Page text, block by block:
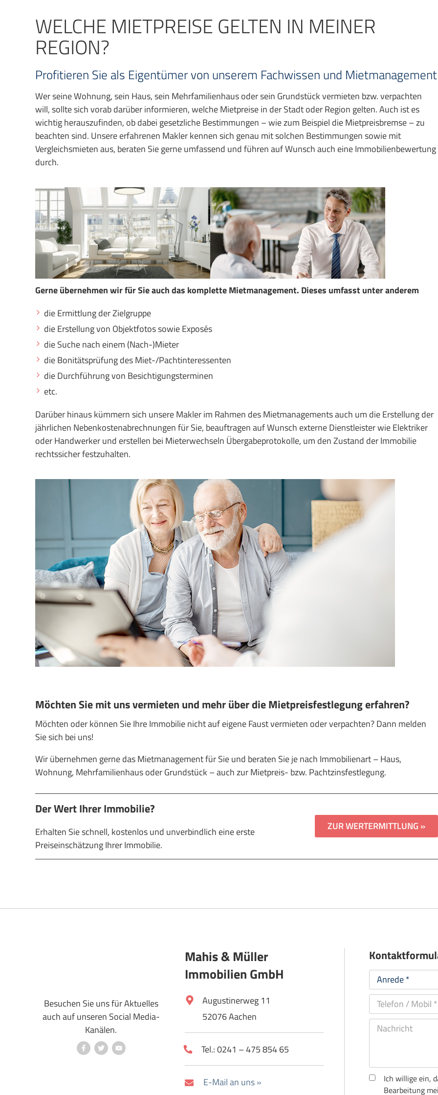
WELCHE MIETPREISE GELTEN IN MEINER
REGION?
Profitieren Sie als Eigentümer von unserem Fachwissen und Mietmanagement
Wer seine Wohnung, sein Haus, sein Mehrfamilienhaus oder sein Grundstück vermieten bzw. verpachten
will, sollte sich vorab darüber informieren, welche Mietpreise in der Stadt oder Region gelten. Auch ist es
wichtig herauszufinden, ob dabei gesetzliche Bestimmungen – wie zum Beispiel die Mietpreisbremse – zu
beachten sind. Unsere erfahrenen Makler kennen sich genau mit solchen Bestimmungen sowie mit
Vergleichsmieten aus, beraten Sie gerne umfassend und führen auf Wunsch auch eine Immobilienbewertung
durch.
Gerne übernehmen wir für Sie auch das komplette Mietmanagement. Dieses umfasst unter anderem
die Ermittlung der Zielgruppe
die Erstellung von Objektfotos sowie Exposés
die Suche nach einem (Nach-)Mieter
die Bonitätsprüfung des Miet-/Pachtinteressenten
die Durchführung von Besichtigungsterminen
etc.
Darüber hinaus kümmern sich unsere Makler im Rahmen des Mietmanagements auch um die Erstellung der
jährlichen Nebenkostenabrechnungen für Sie, beauftragen auf Wunsch externe Dienstleister wie Elektriker
oder Handwerker und erstellen bei Mieterwechseln Übergabeprotokolle, um den Zustand der Immobilie
rechtssicher festzuhalten.
Möchten Sie mit uns vermieten und mehr über die Mietpreisfestlegung erfahren?
Möchten oder können Sie Ihre Immobilie nicht auf eigene Faust vermieten oder verpachten? Dann melden
Sie sich bei uns!
Wir übernehmen gerne das Mietmanagement für Sie und beraten Sie je nach Immobilienart – Haus,
Wohnung, Mehrfamilienhaus oder Grundstück – auch zur Mietpreis- bzw. Pachtzinsfestlegung.
Der Wert Ihrer Immobilie?
Erhalten Sie schnell, kostenlos und unverbindlich eine erste
Preiseinschätzung Ihrer Immobilie.
ZUR WERTERMITTLUNG »
Besuchen Sie uns für Aktuelles
auch auf unseren Social Media-
Kanälen.
Mahis & Müller
Immobilien GmbH
Augustinerweg 11
52076 Aachen
Tel.: 0241 – 475 854 65
E-Mail an uns »
Ich willige ein,
Bearbeitung